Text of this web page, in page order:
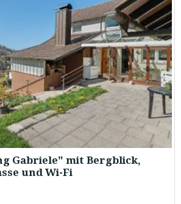
Gabriele" mit Bergblick,
und Wi-Fi